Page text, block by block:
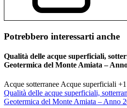
Potrebbero interessarti anche
Qualità delle acque superficiali,
Geotermica del Monte Amiata –
Acque sotterranee Acque superficiali +1
Qualità delle acque superficiali,
Geotermica del Monte Amiata – Anno